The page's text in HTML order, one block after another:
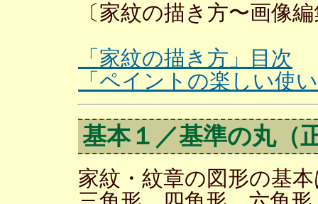
〔家紋の描き方〜画像
「家紋の描き方」目次
「ペイントの楽しい使
基本１／基準の丸（
家紋・紋章の図形の基